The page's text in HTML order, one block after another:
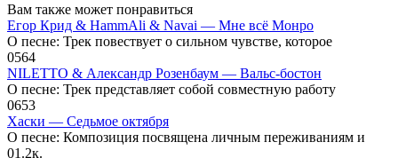
Вам также может понравиться
Егор Крид & HammAli & Navai — Мне всё Монро
О песне: Трек повествует о сильном чувстве, которое
0564
NILETTO & Александр Розенбаум — Вальс-бостон
О песне: Трек представляет собой совместную работу
0653
Хаски — Седьмое октября
О песне: Композиция посвящена личным переживаниям и
01.2к.